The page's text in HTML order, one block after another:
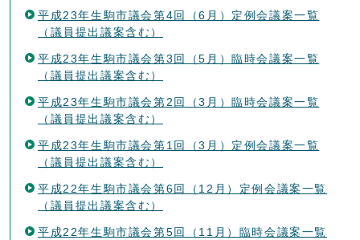
平成23年生駒市議会第4回（6月）定例会議案一覧
（議員提出議案含む）
平成23年生駒市議会第3回（5月）臨時会議案一覧
（議員提出議案含む）
平成23年生駒市議会第2回（3月）臨時会議案一覧
（議員提出議案含む）
平成23年生駒市議会第1回（3月）定例会議案一覧
（議員提出議案含む）
平成22年生駒市議会第6回（12月）定例会議案一覧
（議員提出議案含む）
平成22年生駒市議会第5回（11月）臨時会議案一覧